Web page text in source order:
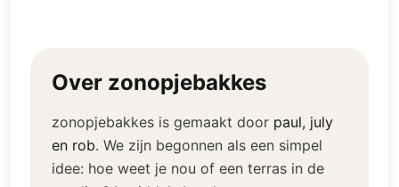
Over zonopjebakkes
zonopjebakkes is gemaakt door paul, july
en rob. We zijn begonnen als een simpel
idee: hoe weet je nou of een terras in de